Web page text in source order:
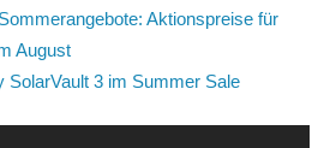
Aktionspreise für
August
SolarVault 3 im Summer Sale